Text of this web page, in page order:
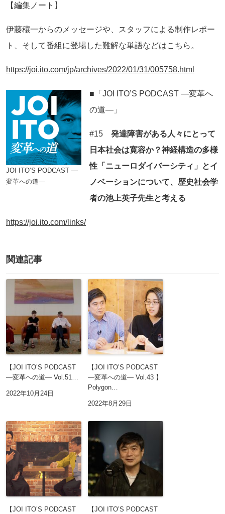
【編集ノート】
伊藤穰一からのメッセージや、スタッフによる制作レポー
ト、そして番組に登場した難解な単語などはこちら。
https://joi.ito.com/jp/archives/2022/01/31/005758.html
JOI ITO’S PODCAST ―
変革への道―
■「JOI ITO’S PODCAST ―変革へ
の道―」
#15 発達障害がある人々にとって
日本社会は寛容か？神経構造の多様
性「ニューロダイバーシティ」とイ
ノベーションについて、歴史社会学
者の池上英子先生と考える
https://joi.ito.com/links/
関連記事
【JOI ITO’S PODCAST
―変革への道― Vol.51…
2022年10月24日
【JOI ITO’S PODCAST
―変革への道― Vol.43 】
Polygon…
2022年8月29日
【JOI ITO’S PODCAST 【JOI ITO’S PODCAST